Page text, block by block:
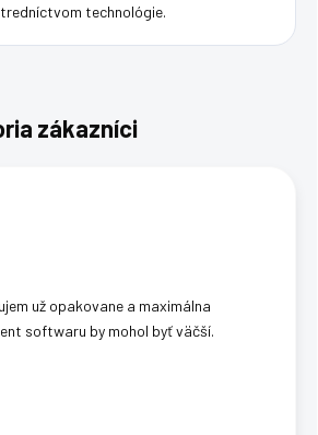
technológie.
už opakovane a maximálna
softwaru by mohol byť väčší.